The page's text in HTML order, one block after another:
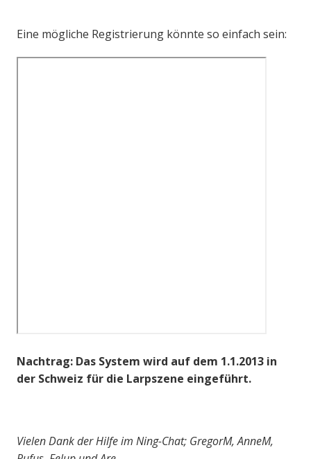
Eine mögliche Registrierung könnte so einfach sein:
Nachtrag: Das System wird auf dem 1.1.2013 in
der Schweiz für die Larpszene eingeführt.
Vielen Dank der Hilfe im Ning-Chat; GregorM, AnneM,